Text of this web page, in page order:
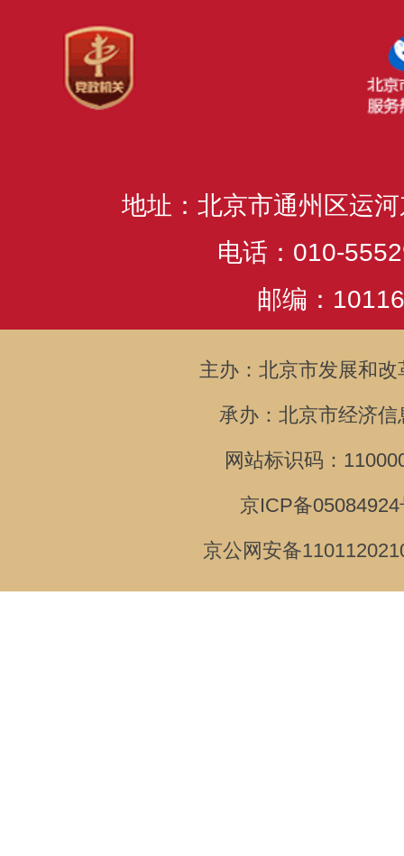
地址：北京市通州区运
电话：010-
邮编：
主办：北京市发展和改
承办：北京市经济信
网站标识码：
京ICP备
京公网安备